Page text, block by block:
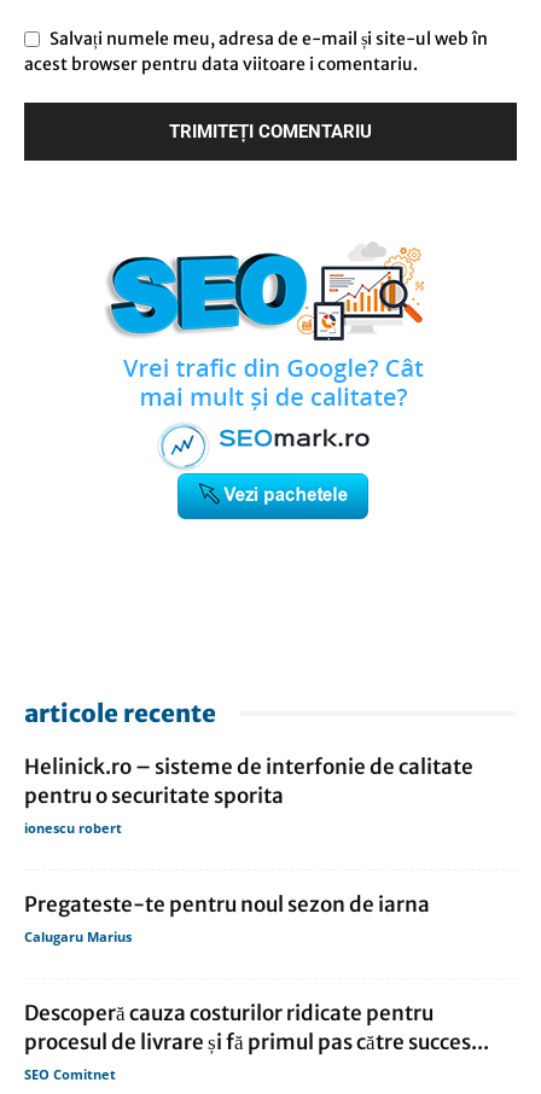
Salvați numele meu, adresa de e-mail și site-ul web în
acest browser pentru data viitoare i comentariu.
articole recente
Helinick.ro – sisteme de interfonie de calitate
pentru o securitate sporita
ionescu robert
Pregateste-te pentru noul sezon de iarna
Calugaru Marius
Descoperă cauza costurilor ridicate pentru
procesul de livrare și fă primul pas către succes...
SEO Comitnet